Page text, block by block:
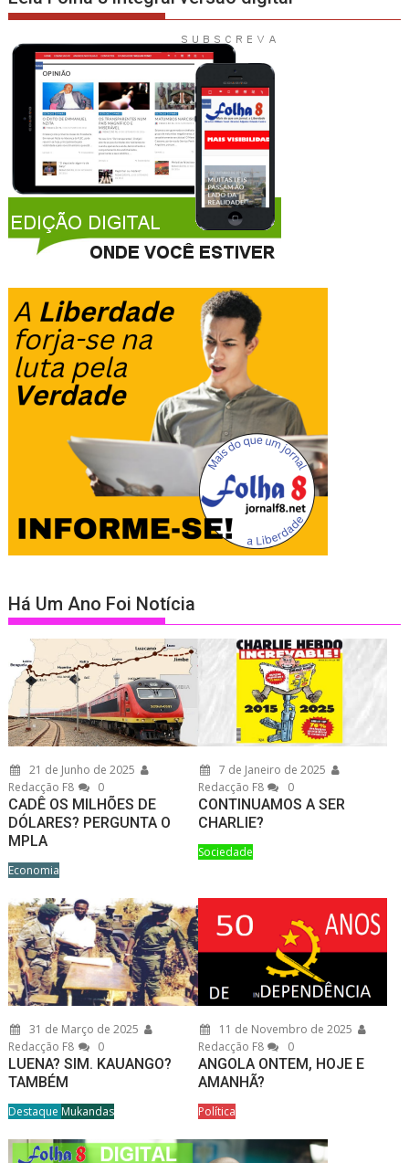
Há Um Ano Foi Notícia
21 de Junho de 2025
Redacção F8
0
CADÊ OS MILHÕES DE
DÓLARES? PERGUNTA O
MPLA
Economia
7 de Janeiro de 2025
Redacção F8
0
CONTINUAMOS A SER
CHARLIE?
Sociedade
31 de Março de 2025
Redacção F8
0
LUENA? SIM. KAUANGO?
TAMBÉM
Destaque Mukandas
11 de Novembro de 2025
Redacção F8
0
ANGOLA ONTEM, HOJE E
AMANHÃ?
Política